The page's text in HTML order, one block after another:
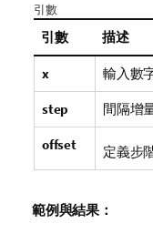
引數
引數 描述
x 輸入數字
step 間隔增
offset 定義步
範例與結果：